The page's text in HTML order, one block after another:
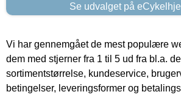
Se udvalget på
Vi har gennemgået de mest populære
dem med stjerner fra 1 til 5 ud fra bl.a.
sortimentstørrelse, kundeservice,
betingelser, leveringsformer og